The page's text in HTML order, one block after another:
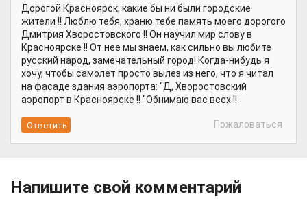
Дорогой Красноярск, какие бы ни были городские
жители !! Люблю тебя, храню тебе память моего дорогого
Дмитрия Хворостовского !! Он научил мир слову в
Красноярске !! От нее мы знаем, как сильно вы любите
русский народ, замечательный город! Когда-нибудь я
хочу, чтобы самолет просто вылез из него, что я читал
на фасаде здания аэропорта: "Д, Хворостовский
аэропорт в Красноярске !! "Обнимаю вас всех !!
Пожаловаться
Напишите свой комментарий